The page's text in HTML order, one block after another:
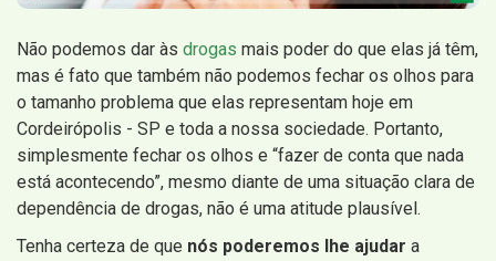
Não podemos dar às drogas mais poder do que elas já têm,
mas é fato que também não podemos fechar os olhos para
o tamanho problema que elas representam hoje em
Cordeirópolis - SP e toda a nossa sociedade. Portanto,
simplesmente fechar os olhos e “fazer de conta que nada
está acontecendo”, mesmo diante de uma situação clara de
dependência de drogas, não é uma atitude plausível.
Tenha certeza de que nós poderemos lhe ajudar a